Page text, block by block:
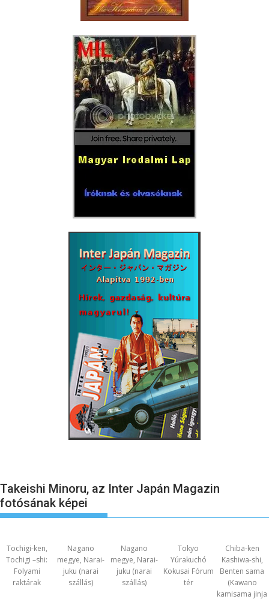
Takeishi Minoru, az Inter Japán Magazin
fotósának képei
Tochigi-ken,
Tochigi –shi:
Folyami
raktárak
Nagano
megye, Narai-
juku (narai
szállás)
Nagano
megye, Narai-
juku (narai
szállás)
Tokyo
Yúrakuchó
Kokusai Fórum
tér
Chiba-ken
Kashiwa-shi,
Benten sama
(Kawano
kamisama jinja